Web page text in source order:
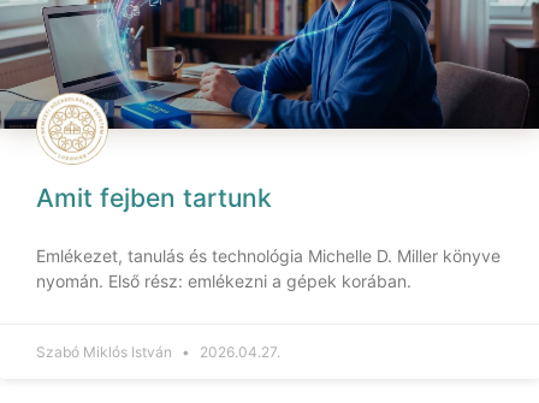
Amit fejben tartunk
Emlékezet, tanulás és technológia Michelle D. Miller könyve
nyomán. Első rész: emlékezni a gépek korában.
Szabó Miklós István 2026.04.27.